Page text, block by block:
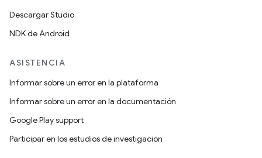
Descargar Studio
NDK de Android
ASISTENCIA
Informar sobre un error en la plataforma
Informar sobre un error en la documentación
Google Play support
Participar en los estudios de investigación